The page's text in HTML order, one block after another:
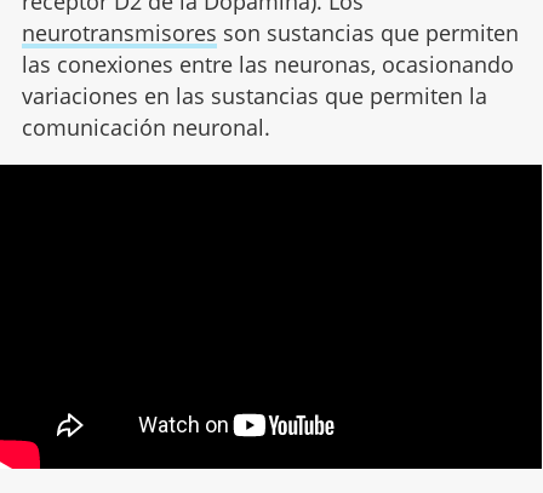
neurotransmisores son sustancias que permiten
las conexiones entre las neuronas, ocasionando
variaciones en las sustancias que permiten la
comunicación neuronal.